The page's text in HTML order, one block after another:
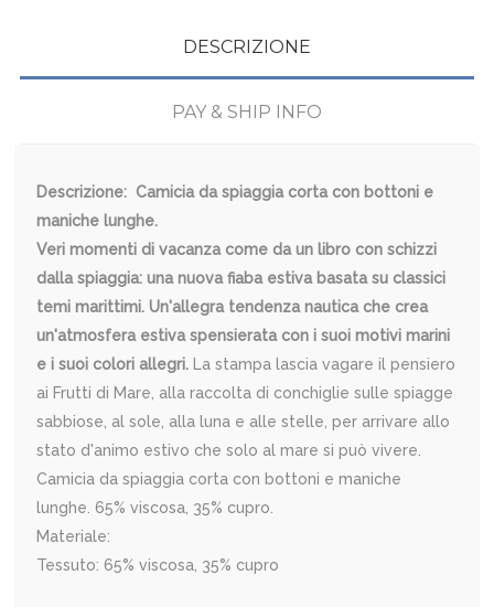
DESCRIZIONE
PAY & SHIP INFO
Descrizione: Camicia da spiaggia corta con bottoni e
maniche lunghe.
Veri momenti di vacanza come da un libro con schizzi
dalla spiaggia: una nuova fiaba estiva basata su classici
temi marittimi. Un'allegra tendenza nautica che crea
un'atmosfera estiva spensierata con i suoi motivi marini
e i suoi colori allegri. La stampa lascia vagare il pensiero
ai Frutti di Mare, alla raccolta di conchiglie sulle spiagge
sabbiose, al sole, alla luna e alle stelle, per arrivare allo
stato d'animo estivo che solo al mare si può vivere.
Camicia da spiaggia corta con bottoni e maniche
lunghe. 65% viscosa, 35% cupro.
Materiale:
Tessuto: 65% viscosa, 35% cupro